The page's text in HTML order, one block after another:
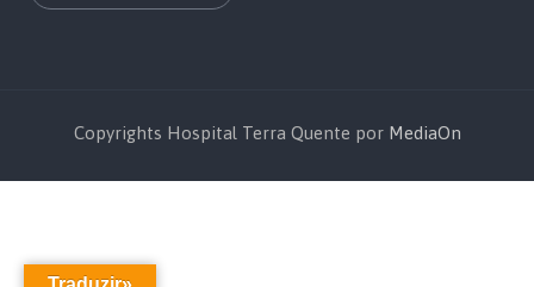
Copyrights Hospital Terra Quente por MediaOn